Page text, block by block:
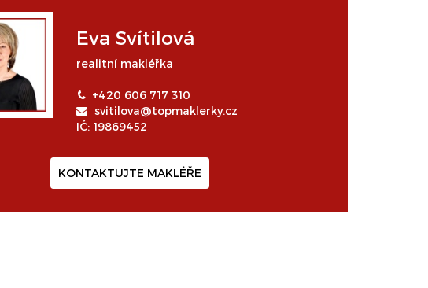
Eva Svítilová
realitní makléřka
+420 606 717 310
svitilova@topmaklerky.cz
IČ: 19869452
KONTAKTUJTE MAKLÉŘE